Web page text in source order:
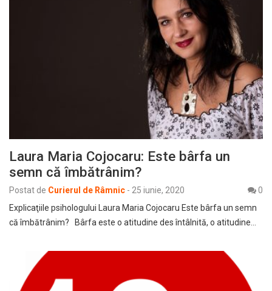
Laura Maria Cojocaru: Este bârfa un
semn că îmbătrânim?
Postat de Curierul de Râmnic - 25 iunie, 2020
0
Explicaţiile psihologului Laura Maria Cojocaru Este bârfa un semn
că îmbătrânim? Bârfa este o atitudine des întâlnită, o atitudine…